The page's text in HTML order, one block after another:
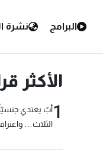
البرامج نشرة
الأكثر
1أبٌ يعتدي جنسيّاً
الثلاث…